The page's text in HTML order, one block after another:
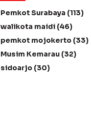
Pemkot Surabaya (113)
walikota maidi (46)
pemkot mojokerto (33)
Musim Kemarau (32)
sidoarjo (30)